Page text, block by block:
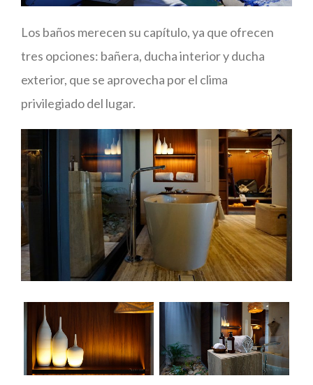
Los baños merecen su capítulo, ya que ofrecen
tres opciones: bañera, ducha interior y ducha
exterior, que se aprovecha por el clima
privilegiado del lugar.